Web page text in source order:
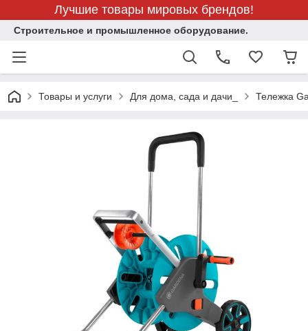
Лучшие товары мировых брендов!
Строительное и промышленное оборудование.
Товары и услуги Для дома, сада и дачи_ Тележка